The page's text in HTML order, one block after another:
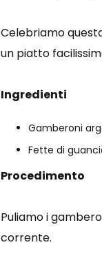
Celebriamo
un piatto
Ingredienti
Gamberoni
Fette di
Procedimento
Puliamo i
corrente.